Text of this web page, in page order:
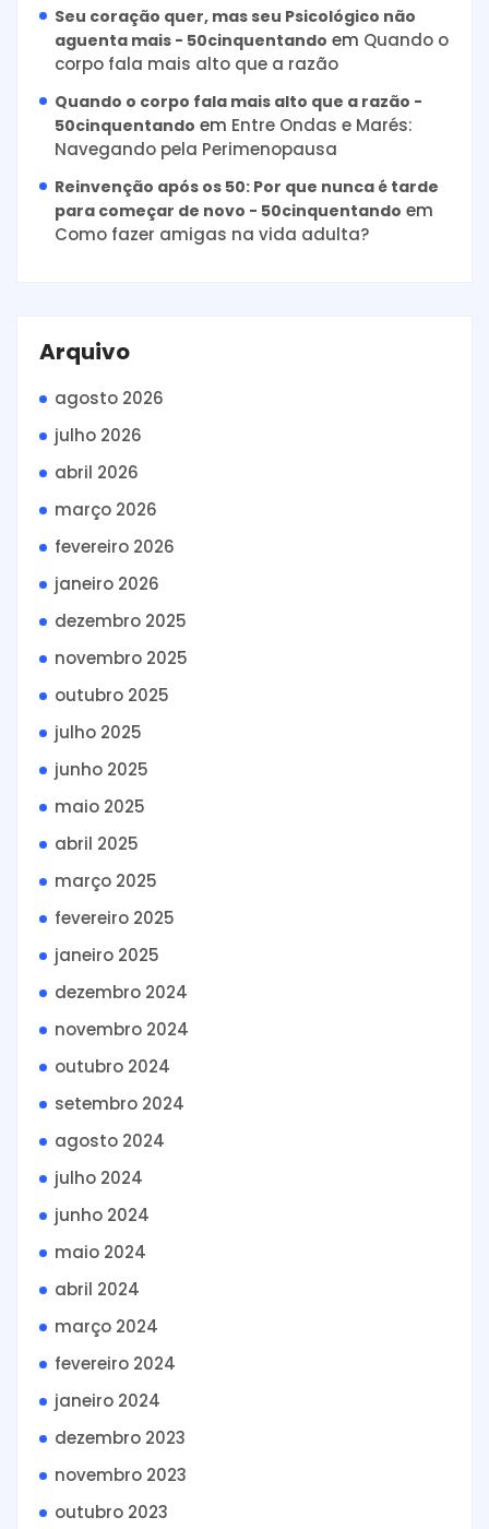
Seu coração quer, mas seu Psicológico não
aguenta mais - 50cinquentando em Quando o
corpo fala mais alto que a razão
Quando o corpo fala mais alto que a razão -
50cinquentando em Entre Ondas e Marés:
Navegando pela Perimenopausa
Reinvenção após os 50: Por que nunca é tarde
para começar de novo - 50cinquentando em
Como fazer amigas na vida adulta?
Arquivo
agosto 2026
julho 2026
abril 2026
março 2026
fevereiro 2026
janeiro 2026
dezembro 2025
novembro 2025
outubro 2025
julho 2025
junho 2025
maio 2025
abril 2025
março 2025
fevereiro 2025
janeiro 2025
dezembro 2024
novembro 2024
outubro 2024
setembro 2024
agosto 2024
julho 2024
junho 2024
maio 2024
abril 2024
março 2024
fevereiro 2024
janeiro 2024
dezembro 2023
novembro 2023
outubro 2023